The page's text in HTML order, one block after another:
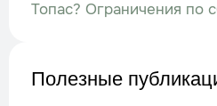
Топас? Ограничения по
Полезные